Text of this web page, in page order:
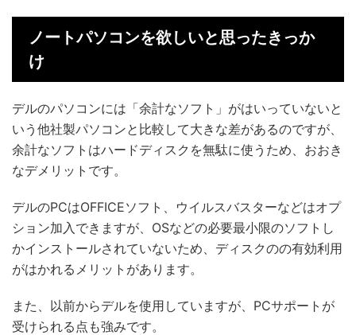
ノートパソコンを欲しいと思ったきっか
け
デルのパソコンには「余計なソフト」がはいっていないと
いう他社製パソコンと比較して大きな差があるのですが、
余計なソフトはハードディスクを無駄に使うため、おおき
なデメリットです。
デルのPCはOFFICEソフト、ウイルスバスターなどはオプ
ション加入できますが、OSなどの必要最小限のソフトし
かインストールされていないため、ディスクのの有効利用
がはかれるメリットがあります。
また、以前からデルを使用していますが、PCサポートが
受けられる点も強みです。